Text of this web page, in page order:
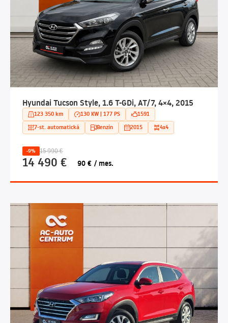
Hyundai Tucson Style, 1.6 T-GDi, AT/7, 4×4, 2015
123 350 km 130 KW | 177 PS
1591
7-st. automatická
Benzín 2015 4x4
-9% 15 990 €
14 490 € 90 € / mes.